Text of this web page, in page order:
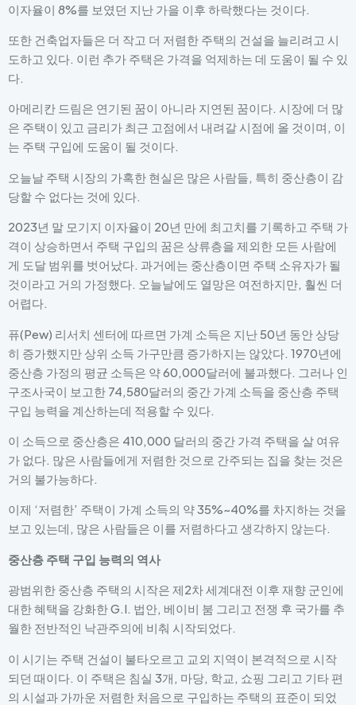
이자율이 8%를 보였던 지난 가을 이후 하락했다는 것이다.
또한 건축업자들은 더 작고 더 저렴한 주택의 건설을 늘리려고 시
도하고 있다. 이런 추가 주택은 가격을 억제하는 데 도움이 될 수 있
다.
아메리칸 드림은 연기된 꿈이 아니라 지연된 꿈이다. 시장에 더 많
은 주택이 있고 금리가 최근 고점에서 내려갈 시점에 올 것이며, 이
는 주택 구입에 도움이 될 것이다.
오늘날 주택 시장의 가혹한 현실은 많은 사람들, 특히 중산층이 감
당할 수 없다는 것에 있다.
2023년 말 모기지 이자율이 20년 만에 최고치를 기록하고 주택 가
격이 상승하면서 주택 구입의 꿈은 상류층을 제외한 모든 사람에
게 도달 범위를 벗어났다. 과거에는 중산층이면 주택 소유자가 될
것이라고 거의 가정했다. 오늘날에도 열망은 여전하지만, 훨씬 더
어렵다.
퓨(Pew) 리서치 센터에 따르면 가계 소득은 지난 50년 동안 상당
히 증가했지만 상위 소득 가구만큼 증가하지는 않았다. 1970년에
중산층 가정의 평균 소득은 약 60,000달러에 불과했다. 그러나 인
구조사국이 보고한 74,580달러의 중간 가계 소득을 중산층 주택
구입 능력을 계산하는데 적용할 수 있다.
이 소득으로 중산층은 410,000 달러의 중간 가격 주택을 살 여유
가 없다. 많은 사람들에게 저렴한 것으로 간주되는 집을 찾는 것은
거의 불가능하다.
이제 ‘저렴한’ 주택이 가계 소득의 약 35%~40%를 차지하는 것을
보고 있는데, 많은 사람들은 이를 저렴하다고 생각하지 않는다.
중산층 주택 구입 능력의 역사
광범위한 중산층 주택의 시작은 제2차 세계대전 이후 재향 군인에
대한 혜택을 강화한 G.I. 법안, 베이비 붐 그리고 전쟁 후 국가를 추
월한 전반적인 낙관주의에 비춰 시작되었다.
이 시기는 주택 건설이 불타오르고 교외 지역이 본격적으로 시작
되던 때이다. 이 주택은 침실 3개, 마당, 학교, 쇼핑 그리고 기타 편
의 시설과 가까운 저렴한 처음으로 구입하는 주택의 표준이 되었